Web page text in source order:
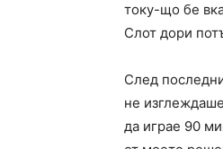
току-що бе
Слот дори
След
не
да играе 90